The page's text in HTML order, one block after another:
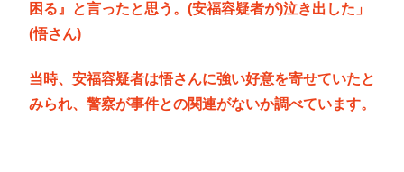
困る』と言ったと思う。(安福容疑者が)泣き出した」
(悟さん)
当時、安福容疑者は悟さんに強い好意を寄せていたと
みられ、警察が事件との関連がないか調べています。